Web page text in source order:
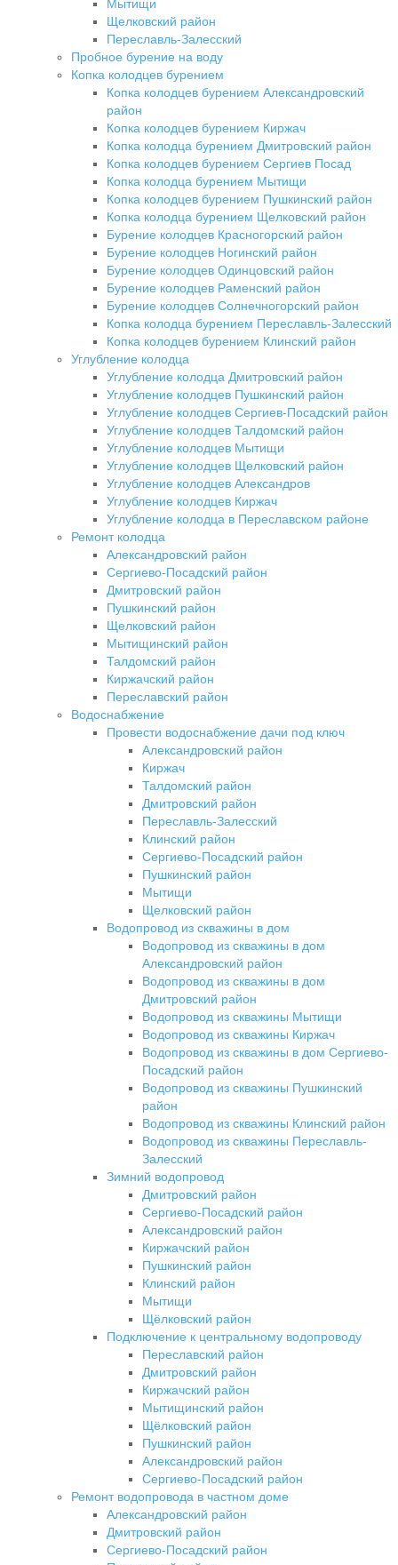
Мытищи
Щелковский район
Переславль-Залесский
Пробное бурение на воду
Копка колодцев бурением
Копка колодцев бурением Александровский
район
Копка колодцев бурением Киржач
Копка колодца бурением Дмитровский район
Копка колодцев бурением Сергиев Посад
Копка колодца бурением Мытищи
Копка колодцев бурением Пушкинский район
Копка колодца бурением Щелковский район
Бурение колодцев Красногорский район
Бурение колодцев Ногинский район
Бурение колодцев Одинцовский район
Бурение колодцев Раменский район
Бурение колодцев Солнечногорский район
Копка колодца бурением Переславль-Залесский
Копка колодцев бурением Клинский район
Углубление колодца
Углубление колодца Дмитровский район
Углубление колодцев Пушкинский район
Углубление колодцев Сергиев-Посадский район
Углубление колодцев Талдомский район
Углубление колодцев Мытищи
Углубление колодцев Щелковский район
Углубление колодцев Александров
Углубление колодцев Киржач
Углубление колодца в Переславском районе
Ремонт колодца
Александровский район
Сергиево-Посадский район
Дмитровский район
Пушкинский район
Щелковский район
Мытищинский район
Талдомский район
Киржачский район
Переславский район
Водоснабжение
Провести водоснабжение дачи под ключ
Александровский район
Киржач
Талдомский район
Дмитровский район
Переславль-Залесский
Клинский район
Сергиево-Посадский район
Пушкинский район
Мытищи
Щелковский район
Водопровод из скважины в дом
Водопровод из скважины в дом
Александровский район
Водопровод из скважины в дом
Дмитровский район
Водопровод из скважины Мытищи
Водопровод из скважины Киржач
Водопровод из скважины в дом Сергиево-
Посадский район
Водопровод из скважины Пушкинский
район
Водопровод из скважины Клинский район
Водопровод из скважины Переславль-
Залесский
Зимний водопровод
Дмитровский район
Сергиево-Посадский район
Александровский район
Киржачский район
Пушкинский район
Клинский район
Мытищи
Щёлковский район
Подключение к центральному водопроводу
Переславский район
Дмитровский район
Киржачский район
Мытищинский район
Щёлковский район
Пушкинский район
Александровский район
Сергиево-Посадский район
Ремонт водопровода в частном доме
Александровский район
Дмитровский район
Сергиево-Посадский район